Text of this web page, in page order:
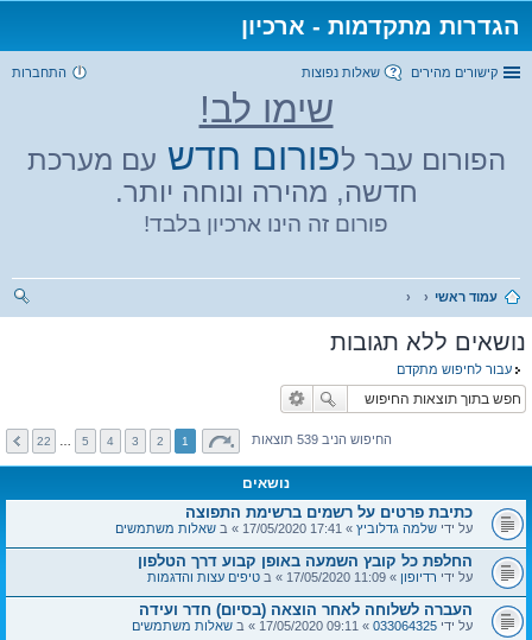
הגדרות מתקדמות - ארכיון
קישורים מהירים שאלות נפוצות התחברות
שימו לב!
הפורום עבר לפורום חדש עם מערכת
חדשה, מהירה ונוחה יותר.
פורום זה הינו ארכיון בלבד!
עמוד ראשי
נושאים ללא תגובות
עבור לחיפוש מתקדם
החיפוש הניב 539 תוצאות 1
2
3
4
5
22
נושאים
כתיבת פרטים על רשמים ברשימת התפוצה
על ידי שלמה גדלוביץ » 17:41 17/05/2020 » ב שאלות משתמשים
החלפת כל קובץ השמעה באופן קבוע דרך הטלפון
על ידי רדיופון » 11:09 17/05/2020 » ב טיפים עצות והדגמות
העברה לשלוחה לאחר הוצאה (בסיום) חדר ועידה
על ידי 033064325 » 09:11 17/05/2020 » ב שאלות משתמשים